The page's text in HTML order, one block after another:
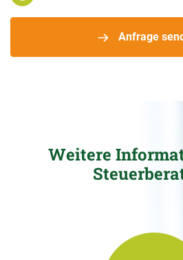
Anfrage
Weitere